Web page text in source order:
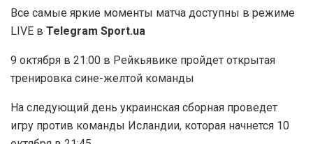
Все самые яркие моменты матча доступны в режиме
LIVE в Telegram Sport.ua
9 октября в 21:00 в Рейкьявике пройдет открытая
тренировка сине-желтой команды
На следующий день украинская сборная проведет
игру против команды Исландии, которая начнется 10